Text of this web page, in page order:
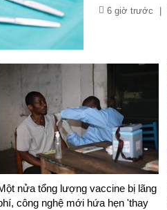
6 giờ trước
nửa tổng lượng vaccine bị lãng
công nghệ mới hứa hẹn 'thay